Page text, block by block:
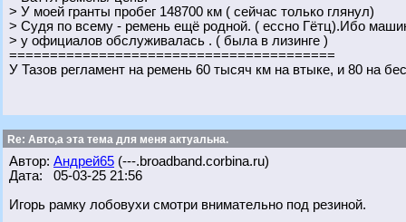
> У моей гранты пробег 148700 км ( сейчас только глянул)
> Судя по всему - ремень ещё родной. ( ессно Гётц).Ибо
> у официалов обслуживалась . ( была в лизинге )
========================================
У Тазов регламент на ремень 60 тысяч км на втыке, и 80 на
Re: Авто,а эта тема для меня актуальна.
Автор: Андрей65 (---.broadband.corbina.ru)
Дата: 05-03-25 21:56
Игорь рамку лобовухи смотри внимательно под резиной.